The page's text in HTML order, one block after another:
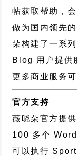
帖获取帮助，
做为国内领先
朵构建了一系
Blog 用户提供
更多商业服务可
官方支持
薇晓朵官方提
100 多个
可以执行